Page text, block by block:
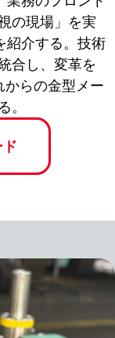
の現場」を実
紹介する。技術
合し、変革を
らの金型メー
。